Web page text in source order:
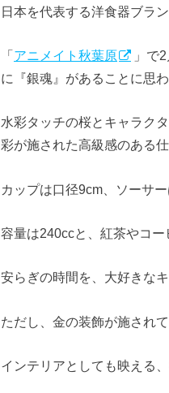
日本を代表する洋食器ブラ
「アニメイト秋葉原
」で
に『銀魂』があることに思
水彩タッチの桜とキャラク
彩が施された高級感のある仕
カップは口径9cm、ソーサ
容量は240ccと、紅茶やコー
安らぎの時間を、大好きな
ただし、金の装飾が施され
インテリアとしても映える